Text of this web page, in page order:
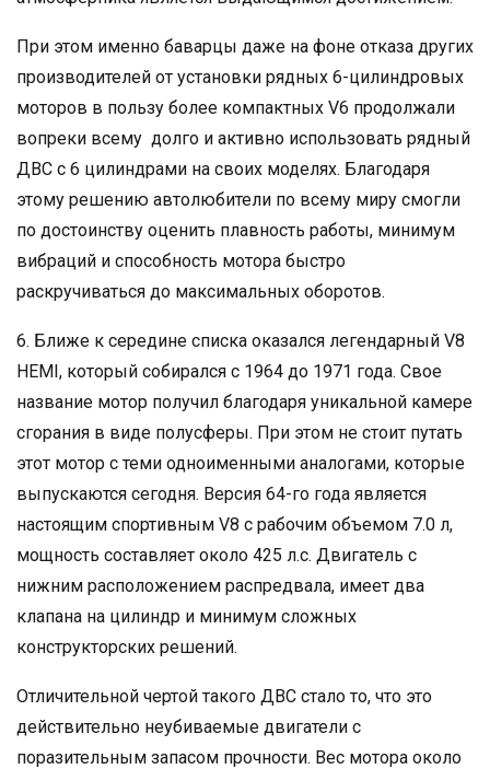
При этом именно баварцы даже на фоне отказа других
производителей от установки рядных 6-цилиндровых
моторов в пользу более компактных V6 продолжали
вопреки всему долго и активно использовать рядный
ДВС с 6 цилиндрами на своих моделях. Благодаря
этому решению автолюбители по всему миру смогли
по достоинству оценить плавность работы, минимум
вибраций и способность мотора быстро
раскручиваться до максимальных оборотов.
6. Ближе к середине списка оказался легендарный V8
HEMI, который собирался с 1964 до 1971 года. Свое
название мотор получил благодаря уникальной камере
сгорания в виде полусферы. При этом не стоит путать
этот мотор с теми одноименными аналогами, которые
выпускаются сегодня. Версия 64-го года является
настоящим спортивным V8 с рабочим объемом 7.0 л,
мощность составляет около 425 л.с. Двигатель с
нижним расположением распредвала, имеет два
клапана на цилиндр и минимум сложных
конструкторских решений.
Отличительной чертой такого ДВС стало то, что это
действительно неубиваемые двигатели с
поразительным запасом прочности. Вес мотора около